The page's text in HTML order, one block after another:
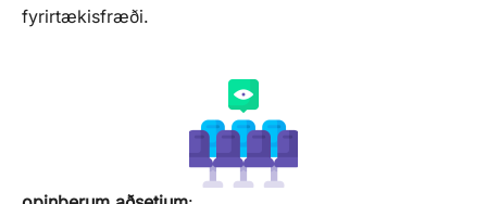
fyrirtækisfræði.